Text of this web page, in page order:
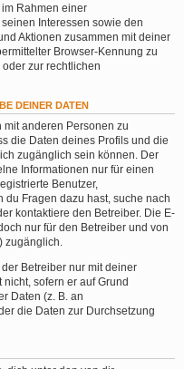
Rahmen einer
Interessen sowie den
Aktionen zusammen mit deiner
Browser-Kennung zu
zur rechtlichen
DEINER DATEN
mit anderen Personen zu
die Daten deines Profils und die
zugänglich sein können. Der
Informationen nur für einen
Benutzer,
du Fragen dazu hast, suche nach
kontaktiere den Betreiber. Die E-
nur für den Betreiber und von
zugänglich.
Betreiber nur mit deiner
sofern er auf Grund
Daten (z. B. an
die Daten zur Durchsetzung